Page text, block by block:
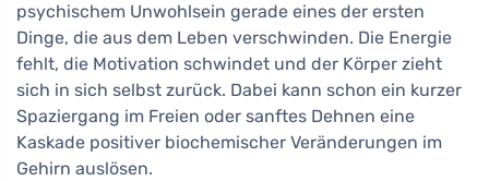
psychischem Unwohlsein gerade eines der ersten
Dinge, die aus dem Leben verschwinden. Die Energie
fehlt, die Motivation schwindet und der Körper zieht
sich in sich selbst zurück. Dabei kann schon ein kurzer
Spaziergang im Freien oder sanftes Dehnen eine
Kaskade positiver biochemischer Veränderungen im
Gehirn auslösen.